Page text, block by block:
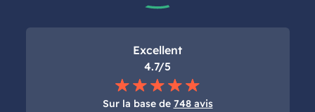
Excellent
4.7/5
Sur la base de 748 avis